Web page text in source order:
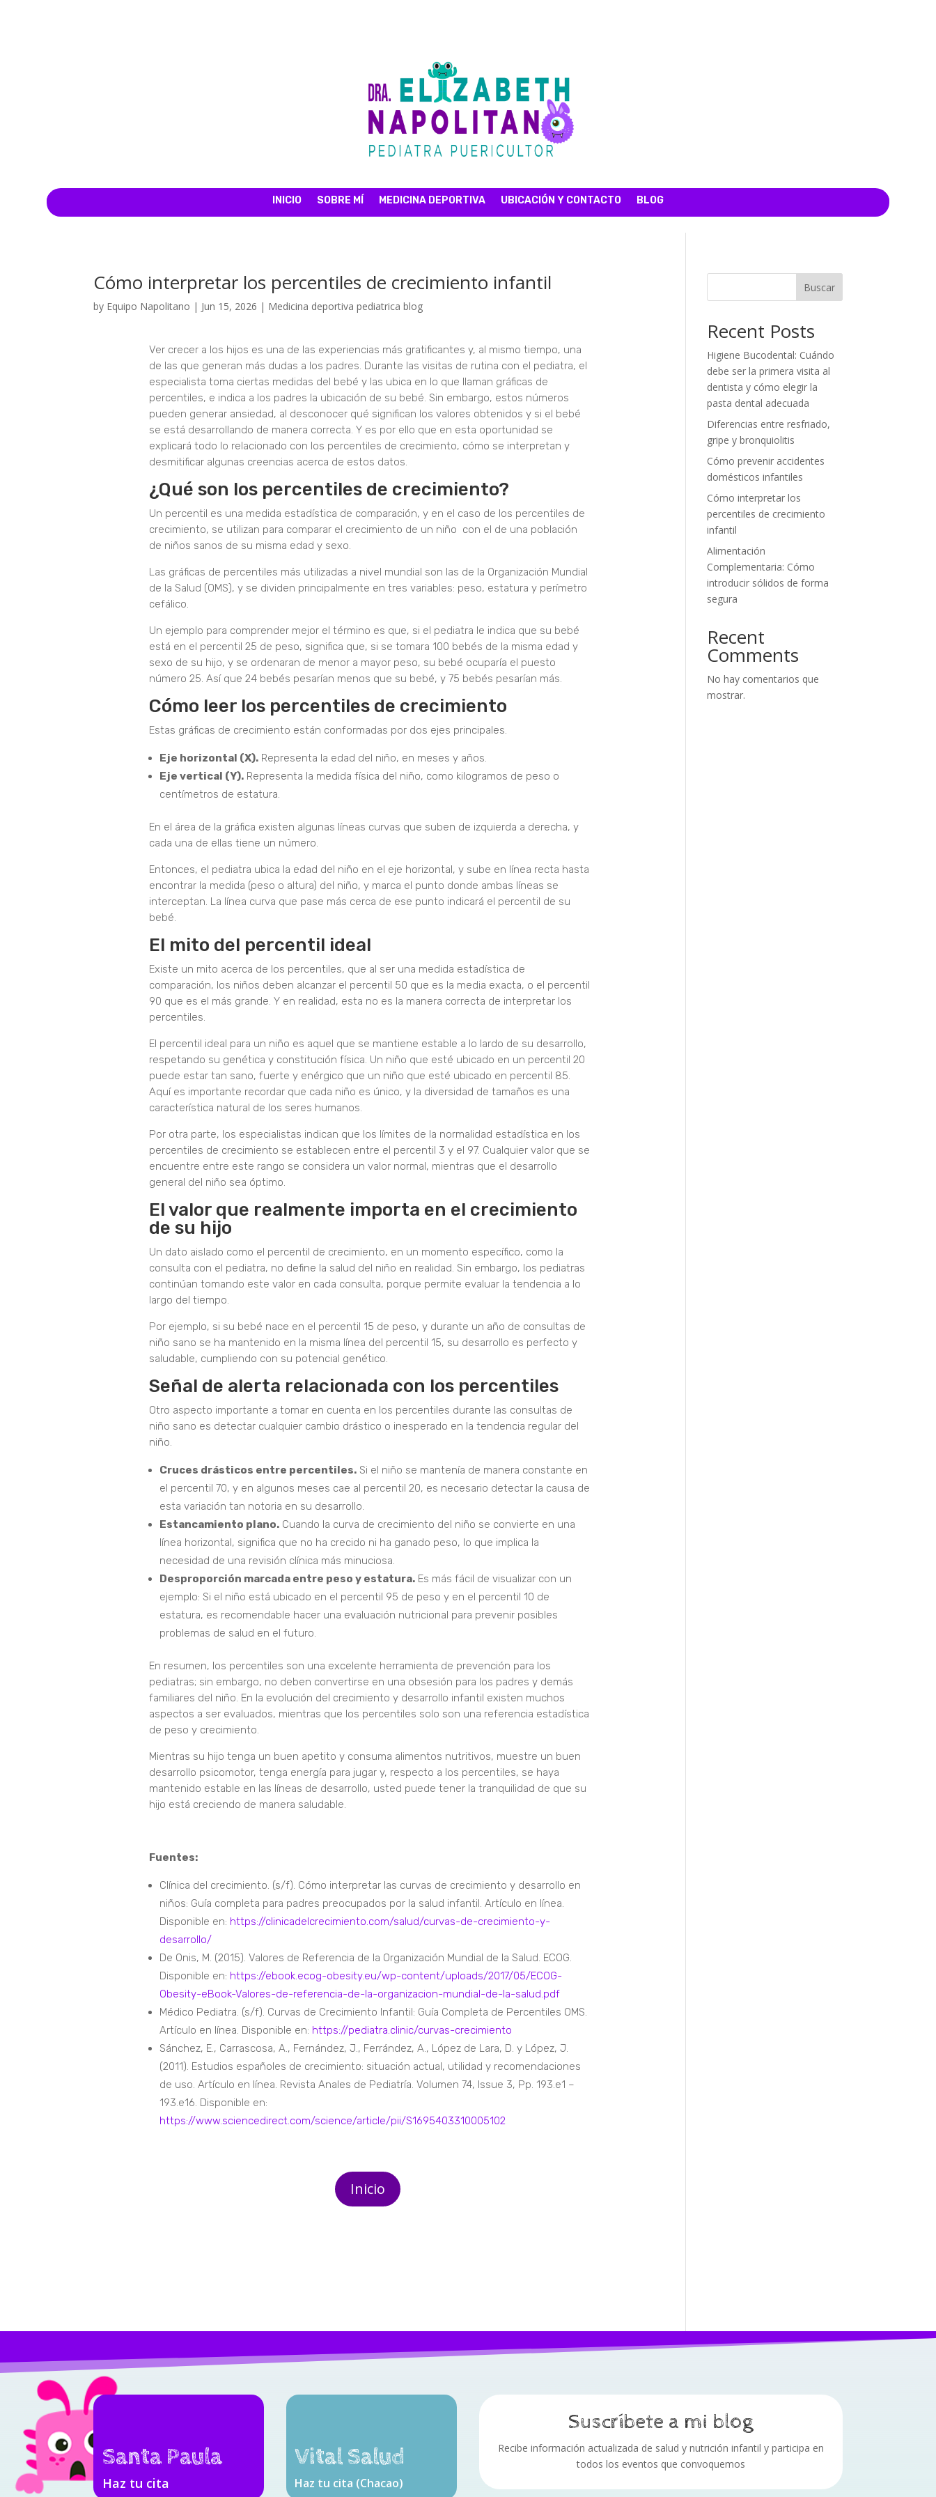
INICIO SOBRE MÍ MEDICINA DEPORTIVA UBICACIÓN Y CONTACTO BLOG
Cómo interpretar los percentiles de crecimiento infantil
by Equipo Napolitano | Jun 15, 2026 | Medicina deportiva pediatrica blog
Ver crecer a los hijos es una de las experiencias más gratificantes y, al mismo tiempo, una
de las que generan más dudas a los padres. Durante las visitas de rutina con el pediatra, el
especialista toma ciertas medidas del bebé y las ubica en lo que llaman gráficas de
percentiles, e indica a los padres la ubicación de su bebé. Sin embargo, estos números
pueden generar ansiedad, al desconocer qué significan los valores obtenidos y si el bebé
se está desarrollando de manera correcta. Y es por ello que en esta oportunidad se
explicará todo lo relacionado con los percentiles de crecimiento, cómo se interpretan y
desmitificar algunas creencias acerca de estos datos.
¿Qué son los percentiles de crecimiento?
Un percentil es una medida estadística de comparación, y en el caso de los percentiles de
crecimiento, se utilizan para comparar el crecimiento de un niño con el de una población
de niños sanos de su misma edad y sexo.
Las gráficas de percentiles más utilizadas a nivel mundial son las de la Organización Mundial
de la Salud (OMS), y se dividen principalmente en tres variables: peso, estatura y perímetro
cefálico.
Un ejemplo para comprender mejor el término es que, si el pediatra le indica que su bebé
está en el percentil 25 de peso, significa que, si se tomara 100 bebés de la misma edad y
sexo de su hijo, y se ordenaran de menor a mayor peso, su bebé ocuparía el puesto
número 25. Así que 24 bebés pesarían menos que su bebé, y 75 bebés pesarían más.
Cómo leer los percentiles de crecimiento
Estas gráficas de crecimiento están conformadas por dos ejes principales.
Eje horizontal (X).Representa la edad del niño, en meses y años.
Eje vertical (Y).Representa la medida física del niño, como kilogramos de peso o
centímetros de estatura.
En el área de la gráfica existen algunas líneas curvas que suben de izquierda a derecha, y
cada una de ellas tiene un número.
Entonces, el pediatra ubica la edad del niño en el eje horizontal, y sube en línea recta hasta
encontrar la medida (peso o altura) del niño, y marca el punto donde ambas líneas se
interceptan. La línea curva que pase más cerca de ese punto indicará el percentil de su
bebé.
El mito del percentil ideal
Existe un mito acerca de los percentiles, que al ser una medida estadística de
comparación, los niños deben alcanzar el percentil 50 que es la media exacta, o el percentil
90 que es el más grande. Y en realidad, esta no es la manera correcta de interpretar los
percentiles.
El percentil ideal para un niño es aquel que se mantiene estable a lo lardo de su desarrollo,
respetando su genética y constitución física. Un niño que esté ubicado en un percentil 20
puede estar tan sano, fuerte y enérgico que un niño que esté ubicado en percentil 85.
Aquí es importante recordar que cada niño es único, y la diversidad de tamaños es una
característica natural de los seres humanos.
Por otra parte, los especialistas indican que los límites de la normalidad estadística en los
percentiles de crecimiento se establecen entre el percentil 3 y el 97. Cualquier valor que se
encuentre entre este rango se considera un valor normal, mientras que el desarrollo
general del niño sea óptimo.
El valor que realmente importa en el crecimiento
de su hijo
Un dato aislado como el percentil de crecimiento, en un momento específico, como la
consulta con el pediatra, no define la salud del niño en realidad. Sin embargo, los pediatras
continúan tomando este valor en cada consulta, porque permite evaluar la tendencia a lo
largo del tiempo.
Por ejemplo, si su bebé nace en el percentil 15 de peso, y durante un año de consultas de
niño sano se ha mantenido en la misma línea del percentil 15, su desarrollo es perfecto y
saludable, cumpliendo con su potencial genético.
Señal de alerta relacionada con los percentiles
Otro aspecto importante a tomar en cuenta en los percentiles durante las consultas de
niño sano es detectar cualquier cambio drástico o inesperado en la tendencia regular del
niño.
Cruces drásticos entre percentiles.Si el niño se mantenía de manera constante en
el percentil 70, y en algunos meses cae al percentil 20, es necesario detectar la causa de
esta variación tan notoria en su desarrollo.
Estancamiento plano.Cuando la curva de crecimiento del niño se convierte en una
línea horizontal, significa que no ha crecido ni ha ganado peso, lo que implica la
necesidad de una revisión clínica más minuciosa.
Desproporción marcada entre peso y estatura.Es más fácil de visualizar con un
ejemplo: Si el niño está ubicado en el percentil 95 de peso y en el percentil 10 de
estatura, es recomendable hacer una evaluación nutricional para prevenir posibles
problemas de salud en el futuro.
En resumen, los percentiles son una excelente herramienta de prevención para los
pediatras; sin embargo, no deben convertirse en una obsesión para los padres y demás
familiares del niño. En la evolución del crecimiento y desarrollo infantil existen muchos
aspectos a ser evaluados, mientras que los percentiles solo son una referencia estadística
de peso y crecimiento.
Mientras su hijo tenga un buen apetito y consuma alimentos nutritivos, muestre un buen
desarrollo psicomotor, tenga energía para jugar y, respecto a los percentiles, se haya
mantenido estable en las líneas de desarrollo, usted puede tener la tranquilidad de que su
hijo está creciendo de manera saludable.
Fuentes:
Clínica del crecimiento. (s/f). Cómo interpretar las curvas de crecimiento y desarrollo en
niños: Guía completa para padres preocupados por la salud infantil. Artículo en línea.
Disponible en: https://clinicadelcrecimiento.com/salud/curvas-de-crecimiento-y-
desarrollo/
De Onis, M. (2015). Valores de Referencia de la Organización Mundial de la Salud. ECOG.
Disponible en: https://ebook.ecog-obesity.eu/wp-content/uploads/2017/05/ECOG-
Obesity-eBook-Valores-de-referencia-de-la-organizacion-mundial-de-la-salud.pdf
Médico Pediatra. (s/f). Curvas de Crecimiento Infantil: Guía Completa de Percentiles OMS.
Artículo en línea. Disponible en: https://pediatra.clinic/curvas-crecimiento
Sánchez, E., Carrascosa, A., Fernández, J., Ferrández, A., López de Lara, D. y López, J.
(2011). Estudios españoles de crecimiento: situación actual, utilidad y recomendaciones
de uso. Artículo en línea. Revista Anales de Pediatría. Volumen 74, Issue 3, Pp. 193.e1 –
193.e16. Disponible en:
https://www.sciencedirect.com/science/article/pii/S1695403310005102
Inicio
Buscar
Recent Posts
Higiene Bucodental: Cuándo
debe ser la primera visita al
dentista y cómo elegir la
pasta dental adecuada
Diferencias entre resfriado,
gripe y bronquiolitis
Cómo prevenir accidentes
domésticos infantiles
Cómo interpretar los
percentiles de crecimiento
infantil
Alimentación
Complementaria: Cómo
introducir sólidos de forma
segura
Recent
Comments
No hay comentarios que
mostrar.
Santa Paula
Haz tu cita
Vital Salud
Haz tu cita (Chacao)
Suscríbete a mi blog
Recibe información actualizada de salud y nutrición infantil y participa en
todos los eventos que convoquemos